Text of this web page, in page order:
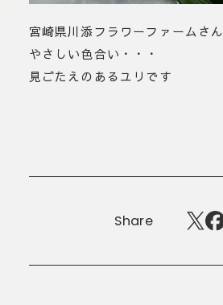
宮崎県川添フラワーファームさん
やさしい色合い・・・
見ごたえのあるユリです
Share